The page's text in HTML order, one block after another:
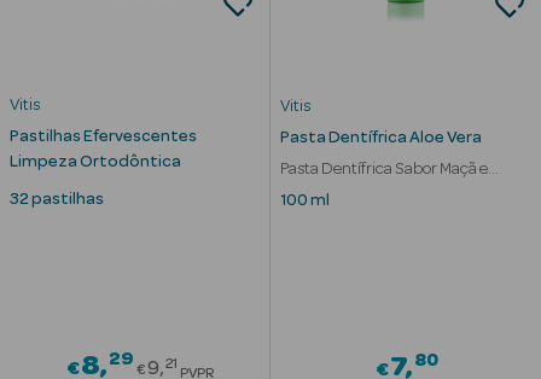
Perfumes
Vitis
Pastilhas Efervescentes
Limpeza Ortodôntica
32 pastilhas
€8 29Price reduced from
€9 21
PVPR
Vitis
Pasta Dentífrica Aloe Vera
Pasta Dentífrica Sabor Maçã e
Menta
100 ml
€7 80